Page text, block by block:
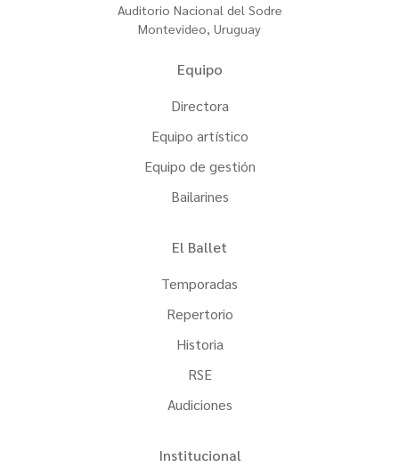
Auditorio Nacional del Sodre
Montevideo, Uruguay
Equipo
Directora
Equipo artístico
Equipo de gestión
Bailarines
El Ballet
Temporadas
Repertorio
Historia
RSE
Audiciones
Institucional